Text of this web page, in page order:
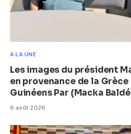
A LA UNE
Les images du président
en provenance de la
Guinéens Par (Macka
6 août 2026